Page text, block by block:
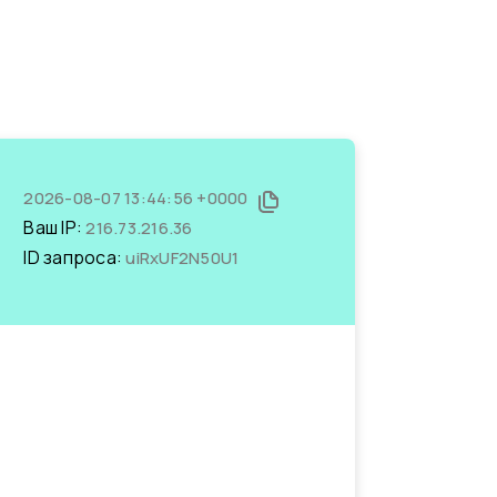
2026-08-07 13:44:56 +0000
Ваш IP:216.73.216.36
ID запроса:uiRxUF2N50U1